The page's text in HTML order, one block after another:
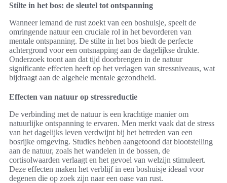
Stilte in het bos: de sleutel tot ontspanning
Wanneer iemand de rust zoekt van een boshuisje, speelt de
omringende natuur een cruciale rol in het bevorderen van
mentale ontspanning. De stilte in het bos biedt de perfecte
achtergrond voor een ontsnapping aan de dagelijkse drukte.
Onderzoek toont aan dat tijd doorbrengen in de natuur
significante effecten heeft op het verlagen van stressniveaus, wat
bijdraagt aan de algehele mentale gezondheid.
Effecten van natuur op stressreductie
De verbinding met de natuur is een krachtige manier om
natuurlijke ontspanning te ervaren. Men merkt vaak dat de stress
van het dagelijks leven verdwijnt bij het betreden van een
bosrijke omgeving. Studies hebben aangetoond dat blootstelling
aan de natuur, zoals het wandelen in de bossen, de
cortisolwaarden verlaagt en het gevoel van welzijn stimuleert.
Deze effecten maken het verblijf in een boshuisje ideaal voor
degenen die op zoek zijn naar een oase van rust.